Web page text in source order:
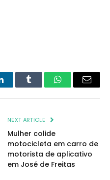
Tumblr WhatsAppEmail
NEXT ARTICLE
Mulher colide
motocicleta em carro de
motorista de aplicativo
em José de Freitas